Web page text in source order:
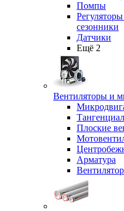
Помпы
сезонники
Датчики
Ещё 2
Вентиляторы и
Плоские
Арматура